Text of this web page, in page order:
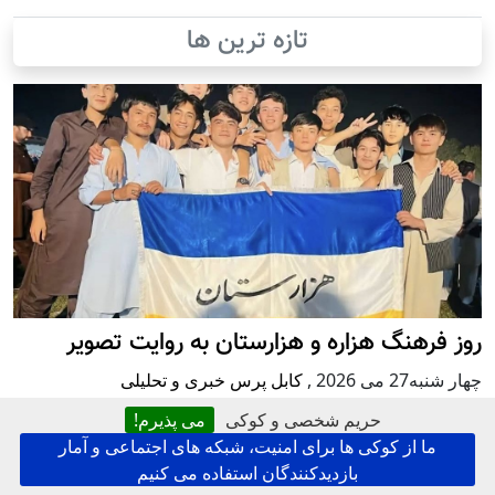
حریم شخصی و کوکی
می پذیرم!
ما از کوکی ها برای امنیت، شبکه های اجتماعی و آمار
بازدیدکنندگان استفاده می کنیم
تازه ترین ها
روز فرهنگ هزاره و هزارستان به روایت تصویر
چهار شنبه27 می 2026 , کابل پرس خبری و تحلیلی